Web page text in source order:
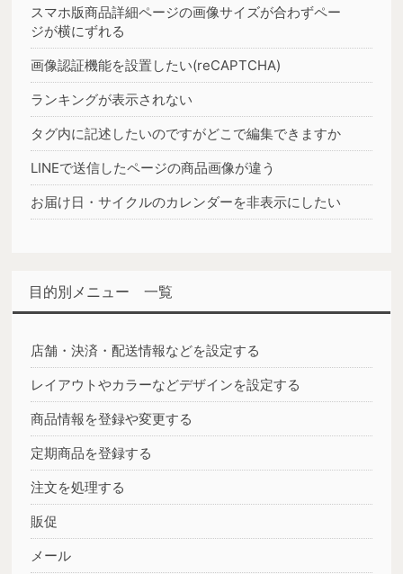
スマホ版商品詳細ページの画像サイズが合わずペー
ジが横にずれる
画像認証機能を設置したい(reCAPTCHA)
ランキングが表示されない
タグ内に記述したいのですがどこで編集できますか
LINEで送信したページの商品画像が違う
お届け日・サイクルのカレンダーを非表示にしたい
目的別メニュー 一覧
店舗・決済・配送情報などを設定する
レイアウトやカラーなどデザインを設定する
商品情報を登録や変更する
定期商品を登録する
注文を処理する
販促
メール